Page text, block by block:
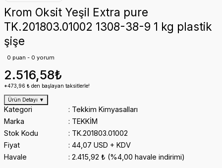
Krom Oksit Yeşil Extra pure
TK.201803.01002 1308-38-9 1 kg plastik
şişe
0 puan - 0 yorum
2.516,58₺
*473,96 ₺ den başlayan taksitlerle!
Ürün Detayı ▼
Kategori
Tekkim Kimyasalları
Marka
TEKKİM
Stok Kodu
TK.201803.01002
Fiyat
44,07 USD + KDV
Havale
2.415,92 ₺ (%4,00 havale indirimi)